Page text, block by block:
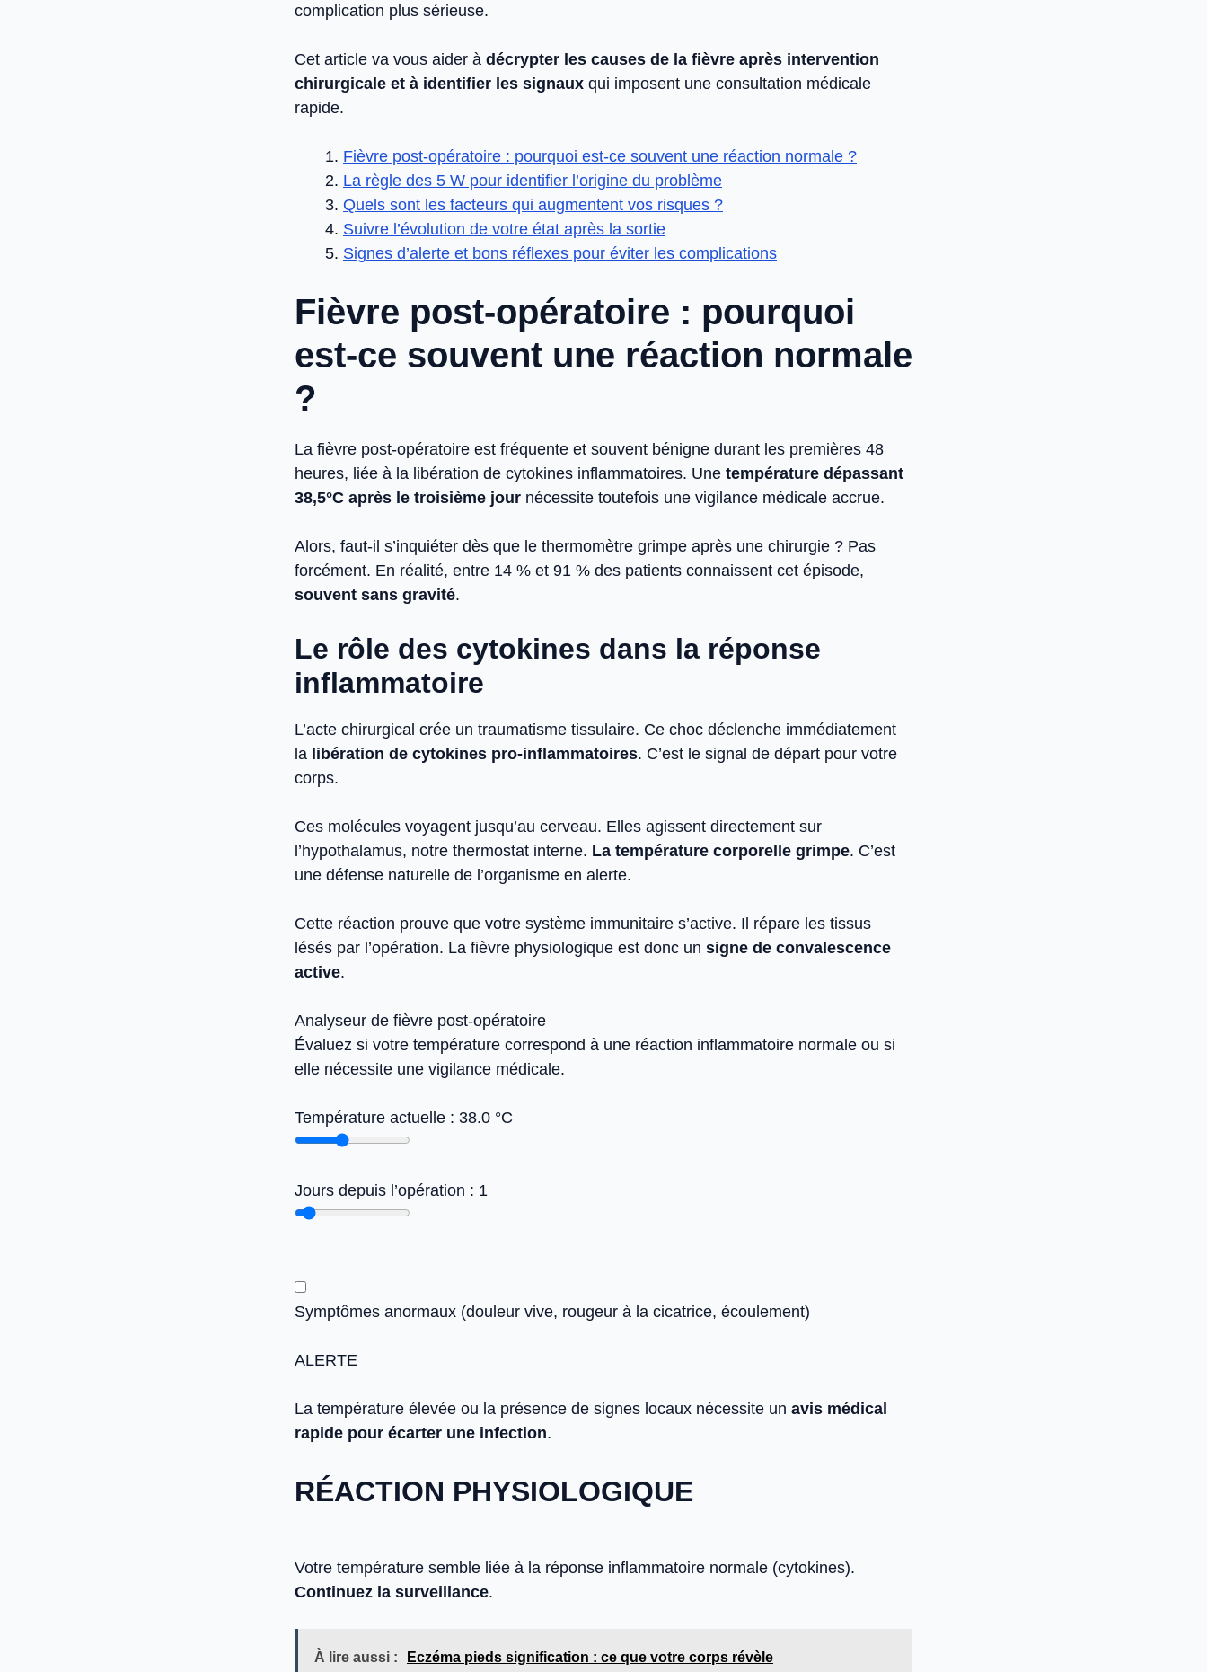
complication plus sérieuse.
Cet article va vous aider à décrypter les causes de la fièvre après intervention
chirurgicale et à identifier les signaux qui imposent une consultation médicale
rapide.
Fièvre post-opératoire : pourquoi est-ce souvent une réaction normale ?
La règle des 5 W pour identifier l’origine du problème
Quels sont les facteurs qui augmentent vos risques ?
Suivre l’évolution de votre état après la sortie
Signes d’alerte et bons réflexes pour éviter les complications
Fièvre post-opératoire : pourquoi
est-ce souvent une réaction normale
?
La fièvre post-opératoire est fréquente et souvent bénigne durant les premières 48
heures, liée à la libération de cytokines inflammatoires. Une température dépassant
38,5°C après le troisième jour nécessite toutefois une vigilance médicale accrue.
Alors, faut-il s’inquiéter dès que le thermomètre grimpe après une chirurgie ? Pas
forcément. En réalité, entre 14 % et 91 % des patients connaissent cet épisode,
souvent sans gravité.
Le rôle des cytokines dans la réponse
inflammatoire
L’acte chirurgical crée un traumatisme tissulaire. Ce choc déclenche immédiatement
la libération de cytokines pro-inflammatoires. C’est le signal de départ pour votre
corps.
Ces molécules voyagent jusqu’au cerveau. Elles agissent directement sur
l’hypothalamus, notre thermostat interne. La température corporelle grimpe. C’est
une défense naturelle de l’organisme en alerte.
Cette réaction prouve que votre système immunitaire s’active. Il répare les tissus
lésés par l’opération. La fièvre physiologique est donc un signe de convalescence
active.
Analyseur de fièvre post-opératoire
Évaluez si votre température correspond à une réaction inflammatoire normale ou si
elle nécessite une vigilance médicale.
Température actuelle : 38.0 °C
Jours depuis l’opération : 1
Symptômes anormaux (douleur vive, rougeur à la cicatrice, écoulement)
ALERTE
La température élevée ou la présence de signes locaux nécessite un avis médical
rapide pour écarter une infection.
RÉACTION PHYSIOLOGIQUE
Votre température semble liée à la réponse inflammatoire normale (cytokines).
Continuez la surveillance.
À lire aussi : Eczéma pieds signification : ce que votre corps révèle